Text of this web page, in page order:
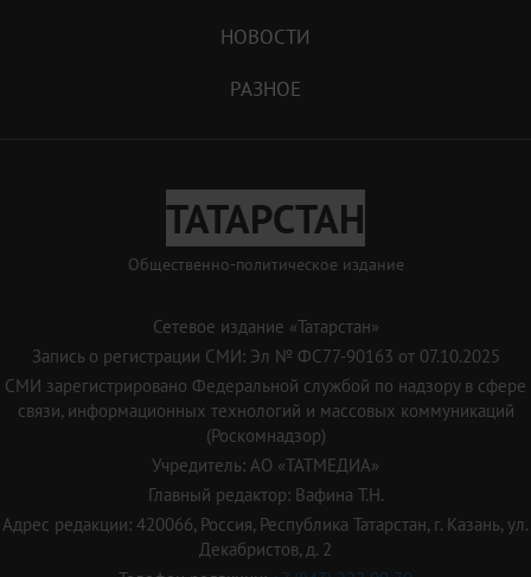
НОВОСТИ
РАЗНОЕ
ТАТАРСТАН
Общественно-политическое издание
Сетевое издание «Татарстан»
Запись о регистрации СМИ: Эл № ФС77-90163 от 07.10.2025
СМИ зарегистрировано Федеральной службой по надзору в сфере
связи, информационных технологий и массовых коммуникаций
(Роскомнадзор)
Учредитель: АО «ТАТМЕДИА»
Главный редактор: Вафина Т.Н.
Адрес редакции: 420066, Россия, Республика Татарстан, г. Казань, ул.
Декабристов, д. 2